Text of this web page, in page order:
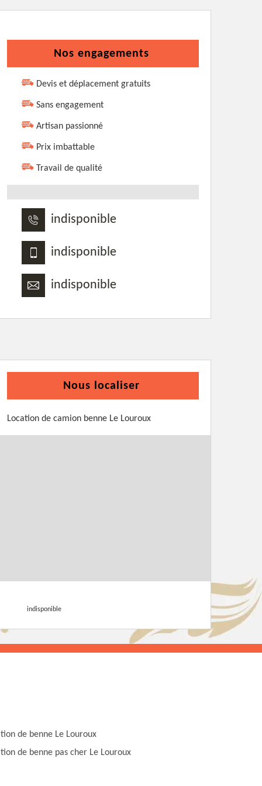
Nos engagements
Devis et déplacement gratuits
Sans engagement
Artisan passionné
Prix imbattable
Travail de qualité
indisponible
indisponible
indisponible
Nous localiser
Location de camion benne Le Louroux
indisponible
de benne Le Louroux
de benne pas cher Le Louroux